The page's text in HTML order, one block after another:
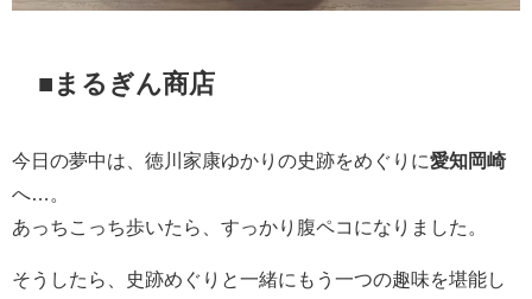
■まるぎん商店
今日の夢中は、徳川家康ゆかりの史跡をめぐりに愛知岡崎
へ…。
あっちこっち歩いたら、すっかり腹ペコになりました。
そうしたら、史跡めぐりと一緒にもう一つの趣味を堪能し